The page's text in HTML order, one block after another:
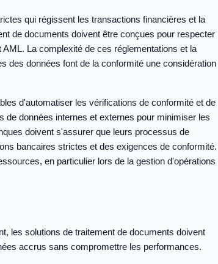
qui régissent les transactions financières et la
de documents doivent être conçues pour respecter
La complexité de ces réglementations et la
des données font de la conformité une considération
d'automatiser les vérifications de conformité et de
données internes et externes pour minimiser les
doivent s'assurer que leurs processus de
bancaires strictes et des exigences de conformité.
en particulier lors de la gestion d'opérations
les solutions de traitement de documents doivent
accrus sans compromettre les performances.